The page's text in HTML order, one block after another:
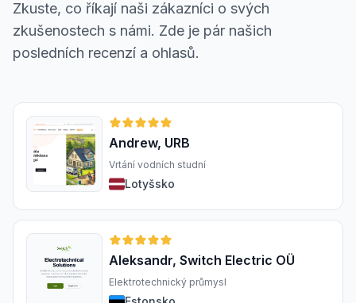
Zkuste, co říkají naši zákazníci o svých
zkušenostech s námi. Zde je pár našich
posledních recenzí a ohlasů.
Andrew, URB
Vrtání vodních studní
Lotyšsko
Aleksandr, Switch Electric OÜ
Elektrotechnický průmysl